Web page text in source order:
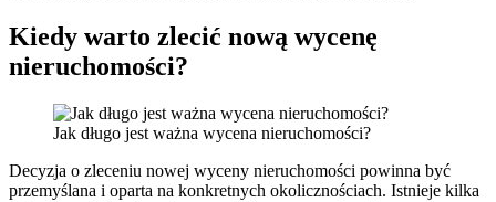
Kiedy warto zlecić nową wycenę
nieruchomości?
Jak długo jest ważna wycena nieruchomości?
Decyzja o zleceniu nowej wyceny nieruchomości powinna być
przemyślana i oparta na konkretnych okolicznościach. Istnieje kilka